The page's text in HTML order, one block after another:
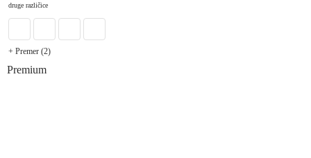
druge različice
+ Premer (2)
Premium